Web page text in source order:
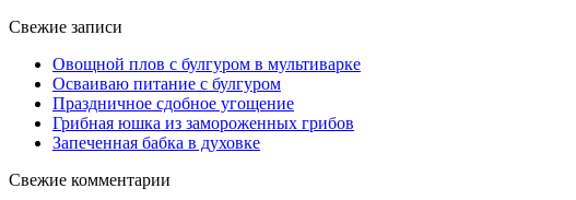
Свежие записи
Овощной плов с булгуром в мультиварке
Осваиваю питание с булгуром
Праздничное сдобное угощение
Грибная юшка из замороженных грибов
Запеченная бабка в духовке
Свежие комментарии